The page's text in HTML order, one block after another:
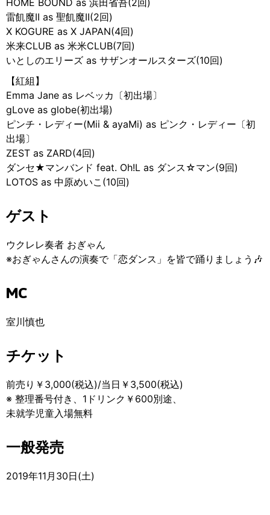
HOME BOUND as 浜田省吾(2回)
雷飢魔II as 聖飢魔II(2回)
X KOGURE as X JAPAN(4回)
米来CLUB as 米米CLUB(7回)
いとしのエリーズ as サザンオールスターズ(10回)
【紅組】
Emma Jane as レベッカ〔初出場〕
gLove as globe(初出場)
ピンチ・レディー(Mii & ayaMi) as ピンク・レディー〔初
出場〕
ZEST as ZARD(4回)
ダンセ★マンバンド feat. Oh!L as ダンス☆マン(9回)
LOTOS as 中原めいこ(10回)
ゲスト
ウクレレ奏者 おぎゃん
※おぎゃんさんの演奏で「恋ダンス」を皆で踊りましょう🎶
MC
室川慎也
チケット
前売り￥3,000(税込)/当日￥3,500(税込)
※ 整理番号付き、1ドリンク￥600別途、
未就学児童入場無料
一般発売
2019年11月30日(土)